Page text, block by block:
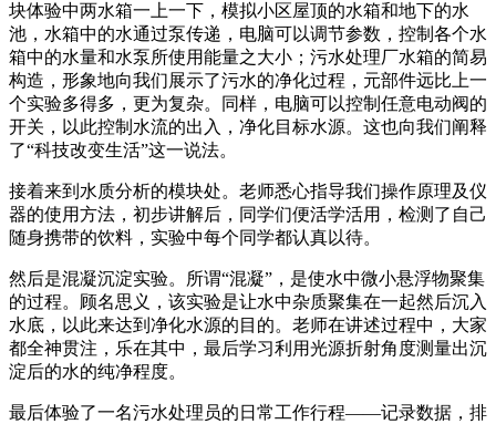
块体验中两水箱一上一下，模拟小区屋顶的水箱和地下的水
池，水箱中的水通过泵传递，电脑可以调节参数，控制各个水
箱中的水量和水泵所使用能量之大小；污水处理厂水箱的简易
构造，形象地向我们展示了污水的净化过程，元部件远比上一
个实验多得多，更为复杂。同样，电脑可以控制任意电动阀的
开关，以此控制水流的出入，净化目标水源。这也向我们阐释
了“科技改变生活”这一说法。
接着来到水质分析的模块处。老师悉心指导我们操作原理及仪
器的使用方法，初步讲解后，同学们便活学活用，检测了自己
随身携带的饮料，实验中每个同学都认真以待。
然后是混凝沉淀实验。所谓“混凝”，是使水中微小悬浮物聚集
的过程。顾名思义，该实验是让水中杂质聚集在一起然后沉入
水底，以此来达到净化水源的目的。老师在讲述过程中，大家
都全神贯注，乐在其中，最后学习利用光源折射角度测量出沉
淀后的水的纯净程度。
最后体验了一名污水处理员的日常工作行程——记录数据，排